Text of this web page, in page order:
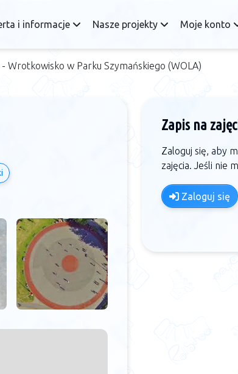
i informacje Nasze projekty Moje konto
Wrotkowisko w Parku Szymańskiego (WOLA)
Zapis na
Zaloguj się, aby
zajęcia. Jeśli nie
Zaloguj się